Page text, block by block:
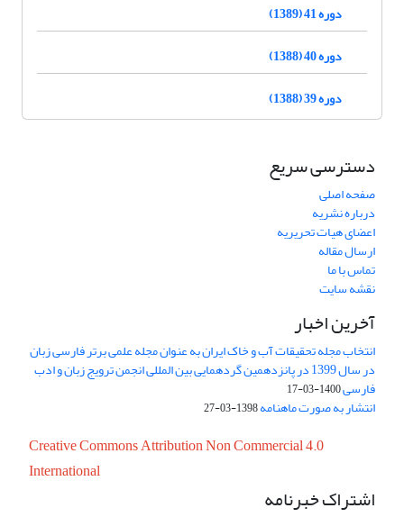
دوره 41 (1389)
دوره 40 (1388)
دوره 39 (1388)
دسترسی سریع
صفحه اصلی
درباره نشریه
اعضای هیات تحریریه
ارسال مقاله
تماس با ما
نقشه سایت
آخرین اخبار
انتخاب مجله تحقیقات آب و خاک ایران به عنوان مجله علمی برتر فارسی زبان
در سال 1399 در پانزدهمین گردهمایی بین المللی انجمن ترویج زبان و ادب
فارسی1400-03-17
انتشار به صورت ماهنامه1398-03-27
Creative Commons Attribution Non Commercial 4.0
International
اشتراک خبرنامه